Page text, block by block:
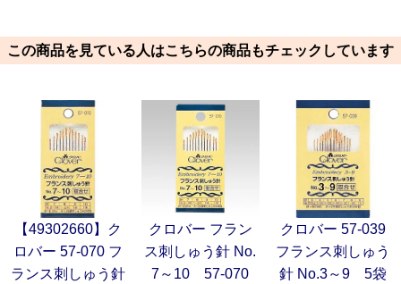
この商品を見ている人はこちらの商品もチェックしています
【49302660】ク
ロバー 57-070 フ
ランス刺しゅう針
クロバー フラン
ス刺しゅう針 No.
7～10 57-070
クロバー 57-039
フランス刺しゅう
針 No.3～9 5袋